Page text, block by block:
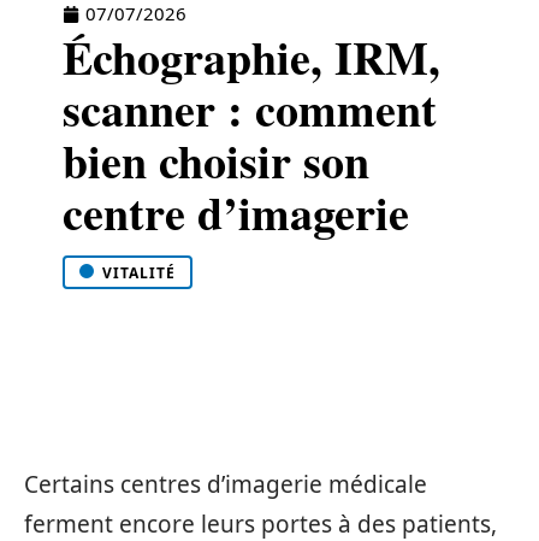
07/07/2026
Échographie, IRM,
scanner : comment
bien choisir son
centre d’imagerie
VITALITÉ
Certains centres d’imagerie médicale
ferment encore leurs portes à des patients,